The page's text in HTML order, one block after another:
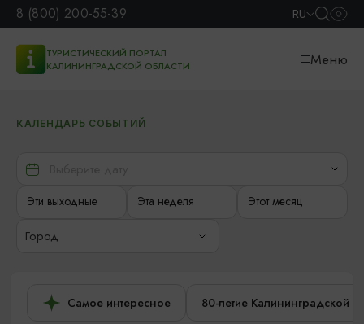
8 (800) 200-55-39 RU
ТУРИСТИЧЕСКИЙ ПОРТАЛ
КАЛИНИНГРАДСКОЙ ОБЛАСТИ
Меню
КАЛЕНДАРЬ СОБЫТИЙ
Эти выходные Эта неделя Этот месяц
Город
Самое интересное 80-летие Калининградской